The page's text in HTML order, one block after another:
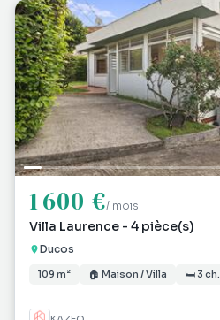
1 600 €/ mois
Villa Laurence - 4 pièce(s)
Ducos
109 m² 🏠 Maison / Villa 🛏 3 ch.